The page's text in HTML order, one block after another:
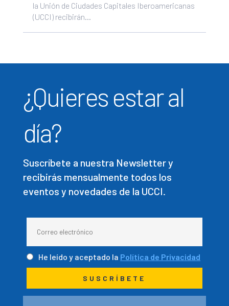
la Unión de Ciudades Capitales Iberoamericanas
(UCCI) recibirán...
¿Quieres estar al
día?
Suscríbete a nuestra Newsletter y
recibirás mensualmente todos los
eventos y novedades de la UCCI.
He leído y aceptado la Política de Privacidad